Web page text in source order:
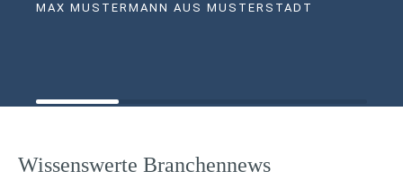
MAX MUSTERMANN AUS MUSTERSTADT
Wissenswerte Branchennews